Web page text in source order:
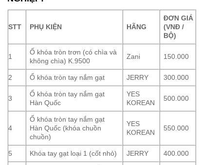
STT PHỤ KIỆN HÃNG
ĐƠN GIÁ
(VNĐ /
BỘ)
1
Ổ khóa tròn trơn (có chìa và
không chìa) K.9500
Zani 150.000
2 Ổ khóa tròn tay nắm gạt JERRY 300.000
3
Ổ khóa tròn tay nắm gạt
Hàn Quốc
YES
KOREAN
500.000
4
Ổ khóa tròn tay nắm gạt
Hàn Quốc (khóa chuồn
chuồn)
YES
KOREAN
550.000
5 Khóa tay gạt loại 1 (cốt nhỏ) JERRY 400.000